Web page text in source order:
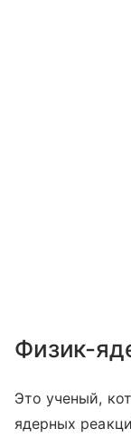
Физик-
Это ученый,
ядерных